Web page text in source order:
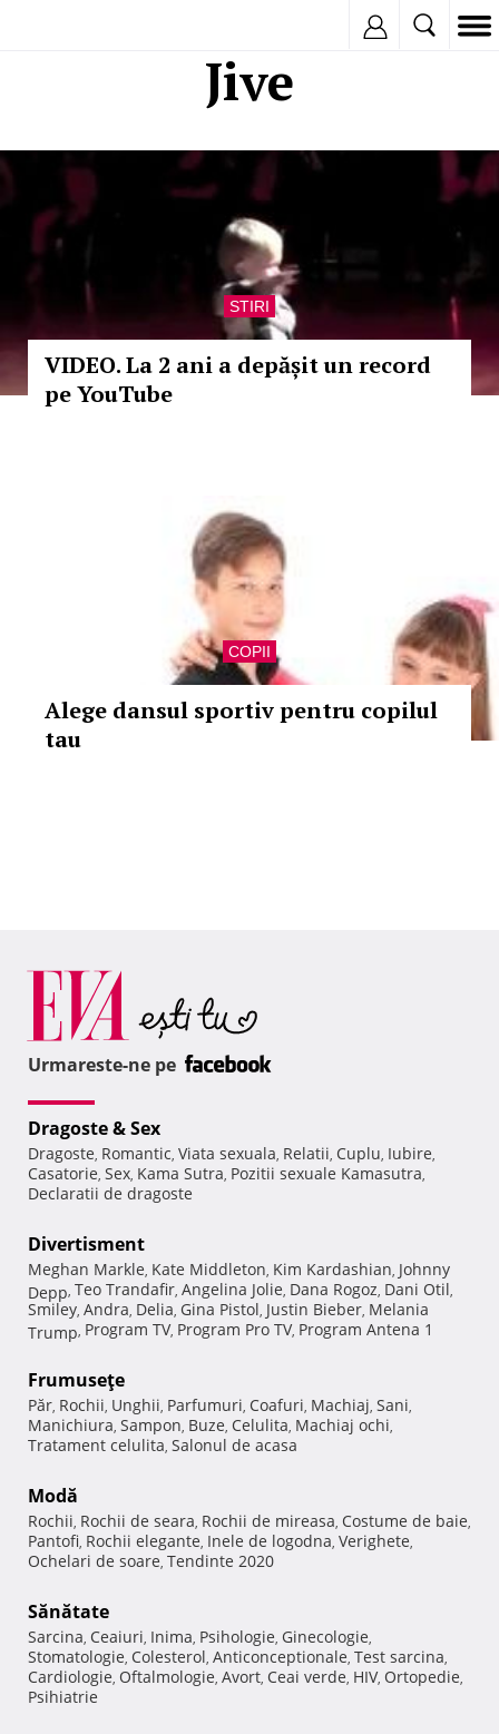
Jive
STIRI
VIDEO. La 2 ani a depășit un record
pe YouTube
COPII
Alege dansul sportiv pentru copilul
tau
Urmareste-ne pe
Dragoste & Sex
Dragoste, Romantic, Viata sexuala, Relatii, Cuplu, Iubire,
Casatorie, Sex, Kama Sutra, Pozitii sexuale Kamasutra,
Declaratii de dragoste
Divertisment
Meghan Markle, Kate Middleton, Kim Kardashian, Johnny
Depp, Teo Trandafir, Angelina Jolie, Dana Rogoz, Dani Otil,
Smiley, Andra, Delia, Gina Pistol, Justin Bieber, Melania
Trump, Program TV, Program Pro TV, Program Antena 1
Frumuseţe
Păr, Rochii, Unghii, Parfumuri, Coafuri, Machiaj, Sani,
Manichiura, Sampon, Buze, Celulita, Machiaj ochi,
Tratament celulita, Salonul de acasa
Modă
Rochii, Rochii de seara, Rochii de mireasa, Costume de baie,
Pantofi, Rochii elegante, Inele de logodna, Verighete,
Ochelari de soare, Tendinte 2020
Sănătate
Sarcina, Ceaiuri, Inima, Psihologie, Ginecologie,
Stomatologie, Colesterol, Anticonceptionale, Test sarcina,
Cardiologie, Oftalmologie, Avort, Ceai verde, HIV, Ortopedie,
Psihiatrie